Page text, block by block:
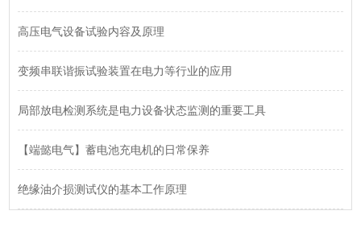
高压电气设备试验内容及原理
变频串联谐振试验装置在电力等行业的应用
局部放电检测系统是电力设备状态监测的重要工具
【端懿电气】蓄电池充电机的日常保养
绝缘油介损测试仪的基本工作原理